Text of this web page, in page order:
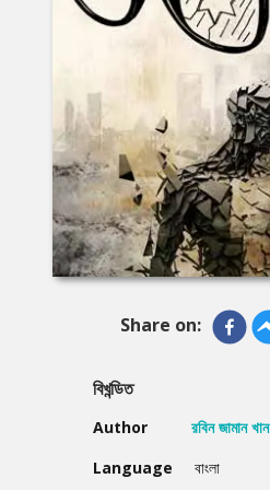
Share on:
বিখন্ডিত
Author
রবিন জামান খান
Language
বাংলা